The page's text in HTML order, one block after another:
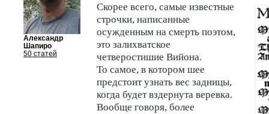
Александр
Шапиро
50 статей
Скорее всего, самые известные
строчки, написанные
осужденным на смерть поэтом,
это залихватское
четверостишие Вийона.
То самое, в котором шее
предстоит узнать вес задницы,
когда будет вздернута веревка.
Вообще говоря, более